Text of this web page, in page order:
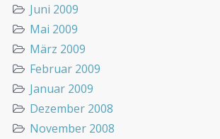
Juni 2009
Mai 2009
März 2009
Februar 2009
Januar 2009
Dezember 2008
November 2008